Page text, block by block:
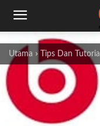
Utama Tips Dan Tutorial